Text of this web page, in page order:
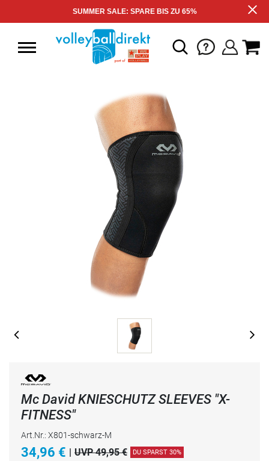
SUMMER SALE: SPARE BIS ZU 65%
Mc David KNIESCHUTZ SLEEVES "X-
FITNESS"
Art.Nr.: X801-schwarz-M
34,96 € | UVP 49,95 € DU SPARST 30%